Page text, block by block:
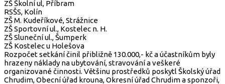
ZŠ Školní ul, Příbram
RSŠS, Kolín
ZŠ M. Kudeříkové, Strážnice
ZŠ Sportovní ul., Kostelec n. H.
ZŠ Sluneční ul., Šumperk
ZŠ Kostelec u Holešova
Rozpočet setkání činil přibližně 130.000,- kč a účastníkům byly
hrazeny náklady na ubytování, stravování a veškeré
organizované činnosti. Většinu prostředků poskytl Školský úřad
Chrudim, Obecní úřad krouna, Okresní úřad Chrudim a sponzoři,